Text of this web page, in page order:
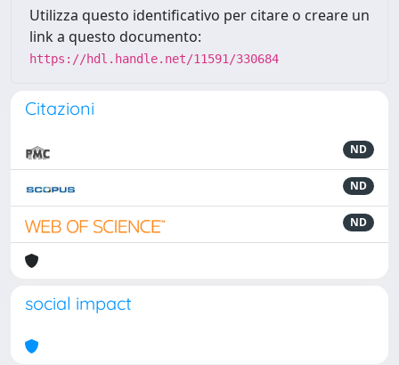
Utilizza questo identificativo per citare o creare un
link a questo documento:
https://hdl.handle.net/11591/330684
Citazioni
ND
ND
ND
social impact